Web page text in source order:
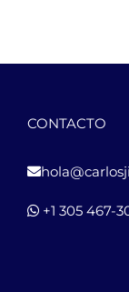
CONTACTO
+1 305 467-